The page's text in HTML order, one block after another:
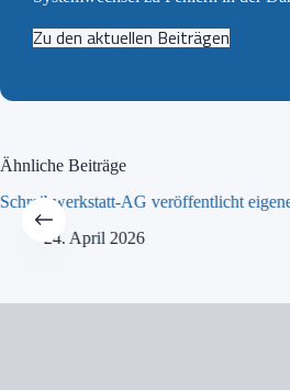
Zu den aktuellen Beiträgen
Ähnliche Beiträge
Schreibwerkstatt-AG veröffentlicht
24. April 2026